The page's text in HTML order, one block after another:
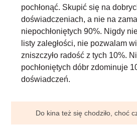
pochłonąć. Skupić się na
doświadczeniach, a nie na
niepochłoniętych 90%. Nigdy
listy zaległości, nie pozwalam
zniszczyło radość z tych 10%.
pochłoniętych dóbr zdominuje
doświadczeń.
Do kina też się chodziło, choć